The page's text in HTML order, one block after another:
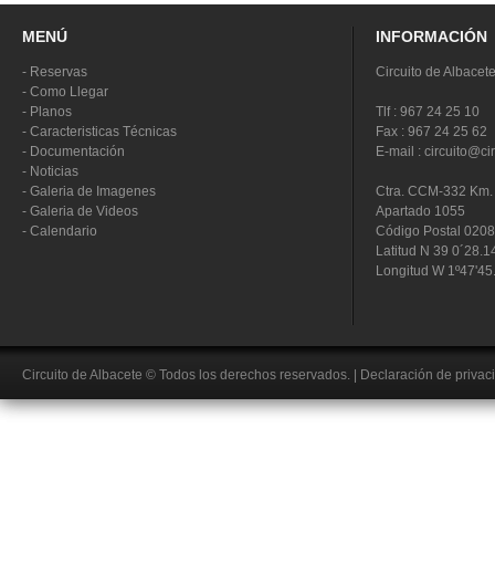
MENÚ
- Reservas
- Como Llegar
- Planos
- Caracteristicas Técnicas
- Documentación
- Noticias
- Galeria de Imagenes
- Galeria de Videos
- Calendario
INFORMACIÓN
Circuito de Albacete
Tlf : 967 24 25 10
Fax : 967 24 25 62
E-mail :
Ctra. CCM-332
Apartado 1055
Código Postal
Latitud N 39
Longitud W
Circuito de Albacete © Todos los derechos reservados. Declaración de